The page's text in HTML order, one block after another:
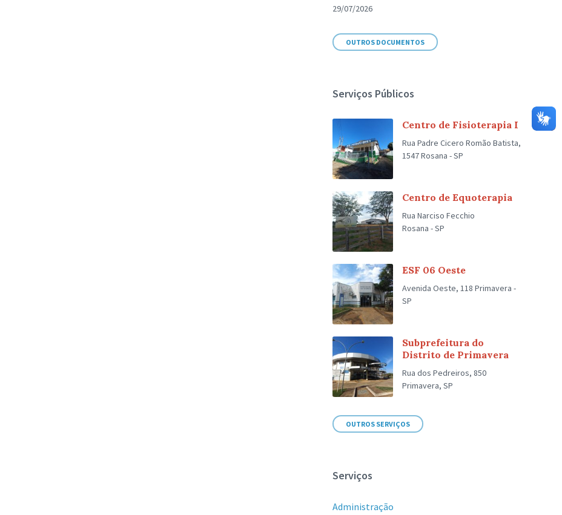
29/07/2026
OUTROS DOCUMENTOS
Serviços Públicos
Centro de Fisioterapia I
Rua Padre Cicero Romão Batista,
1547 Rosana - SP
Centro de Equoterapia
Rua Narciso Fecchio
Rosana - SP
ESF 06 Oeste
Avenida Oeste, 118 Primavera -
SP
Subprefeitura do
Distrito de Primavera
Rua dos Pedreiros, 850
Primavera, SP
OUTROS SERVIÇOS
Serviços
Administração